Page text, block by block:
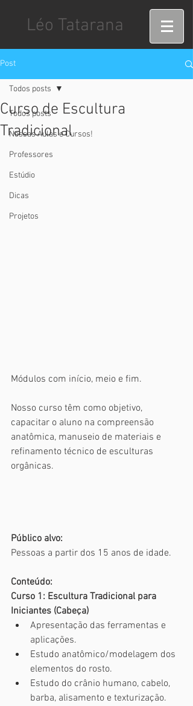
Léo Tatarana
Post
Todos posts
Nossas Aulas e Cursos!
Professores
Estúdio
Dicas
Projetos
Todos posts
Curso de Escultura
Tradicional
Módulos com início, meio e fim.
Nosso curso têm como objetivo,
capacitar o aluno na compreensão
anatômica, manuseio de materiais e
refinamento técnico de esculturas
orgânicas.
Público alvo:
Pessoas a partir dos 15 anos de idade.
Conteúdo:
Curso 1: Escultura Tradicional para
Iniciantes (Cabeça)
Apresentação das ferramentas e
aplicações.
Estudo anatômico/modelagem dos
elementos do rosto.
Estudo do crânio humano, cabelo,
barba, alisamento e texturização.